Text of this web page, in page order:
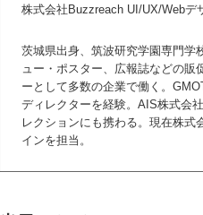
株式会社Buzzreach UI/UX/Webデ
茨城県出身、筑波研究学園専門学
ュー・ポスター、広報誌などの販
ーとして多数の企業で働く。
ディレクターを経験。AIS株式会
レクションにも携わる。現在株
インを担当。